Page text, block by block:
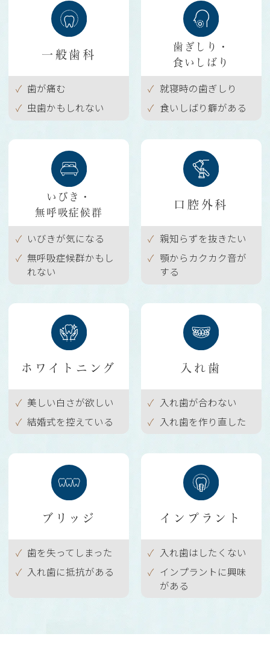
一般歯科
歯が痛む
虫歯かもしれない
歯ぎしり・
食いしばり
就寝時の歯ぎしり
食いしばり癖がある
いびき・
無呼吸症候群
いびきが気になる
無呼吸症候群かもし
れない
口腔外科
親知らずを抜きたい
顎からカクカク音が
する
ホワイトニング
美しい白さが欲しい
結婚式を控えている
入れ歯
入れ歯が合わない
入れ歯を作り直した
ブリッジ
歯を失ってしまった
入れ歯に抵抗がある
インプラント
入れ歯はしたくない
インプラントに興味
がある